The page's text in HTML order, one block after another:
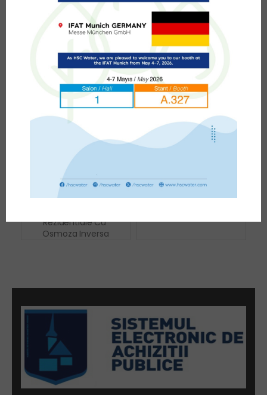
Produse Similare
Membrana Vontron
Rezidentiale Cu
Osmoza Inversa
Filtru De Apa